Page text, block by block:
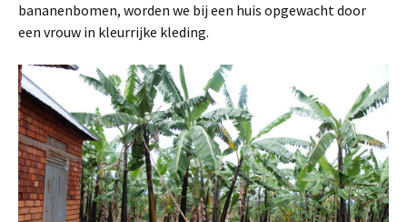
bananenbomen, worden we bij een huis opgewacht door
een vrouw in kleurrijke kleding.